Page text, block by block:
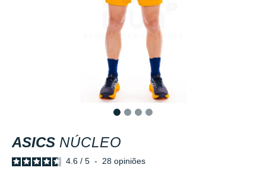
ASICS NÚCLEO
4.6 / 5 - 28 opiniões